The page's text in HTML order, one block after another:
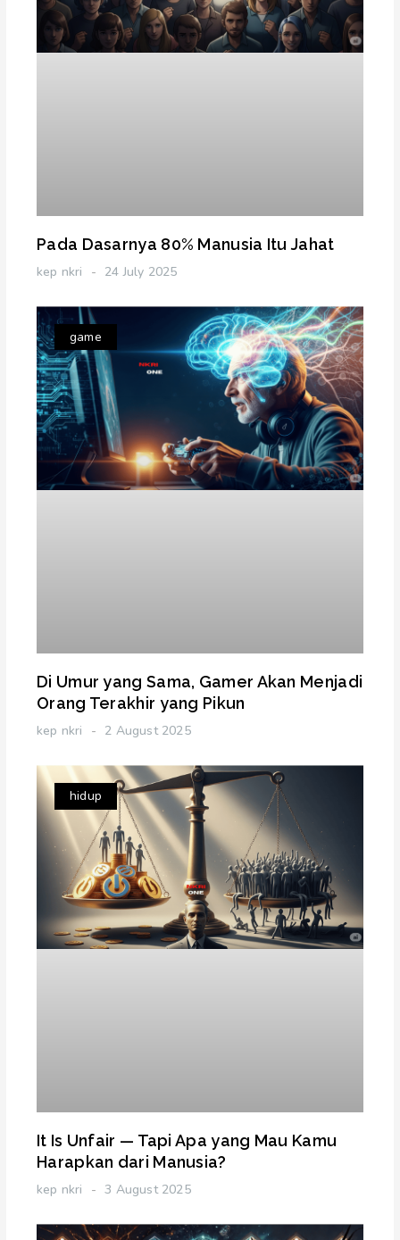
Pada Dasarnya 80% Manusia Itu Jahat
kep nkri 24 July 2025
game
Di Umur yang Sama, Gamer Akan Menjadi
Orang Terakhir yang Pikun
kep nkri 2 August 2025
hidup
It Is Unfair — Tapi Apa yang Mau Kamu
Harapkan dari Manusia?
kep nkri 3 August 2025